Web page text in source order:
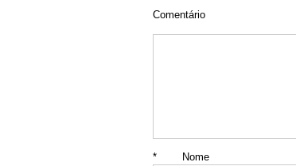
Comentário
Nome
*